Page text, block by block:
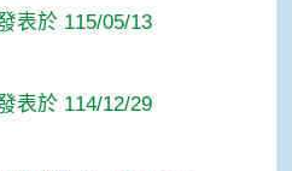
表於 115/05/13
表於 114/12/29